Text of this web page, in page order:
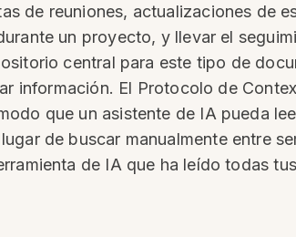
de reuniones, actualizaciones de
un proyecto, y llevar el
central para este tipo de
información. El Protocolo de
que un asistente de IA pueda
de buscar manualmente entre
de IA que ha leído todas